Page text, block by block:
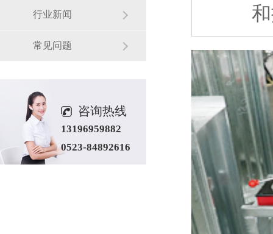
行业新闻
常见问题
咨询热线
13196959882
0523-84892616